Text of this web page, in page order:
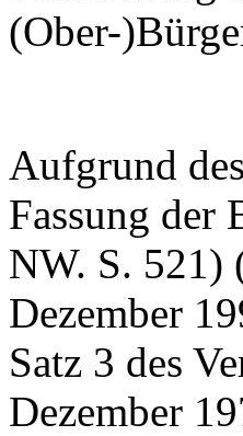
(Ober-
Aufgrund
Fassung der
NW. S. 521)
Dezember
Satz 3 des
Dezember